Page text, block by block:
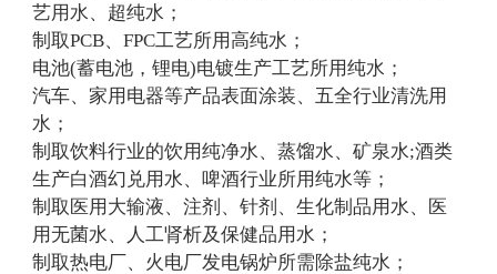
艺用水、超纯水；
制取PCB、FPC工艺所用高纯水；
电池(蓄电池，锂电)电镀生产工艺所用纯水；
汽车、家用电器等产品表面涂装、五全行业清洗用
水；
制取饮料行业的饮用纯净水、蒸馏水、矿泉水;酒类
生产白酒幻兑用水、啤酒行业所用纯水等；
制取医用大输液、注剂、针剂、生化制品用水、医
用无菌水、人工肾析及保健品用水；
制取热电厂、火电厂发电锅炉所需除盐纯水；